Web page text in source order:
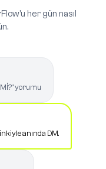
her gün nasıl
yorumu
anında DM.